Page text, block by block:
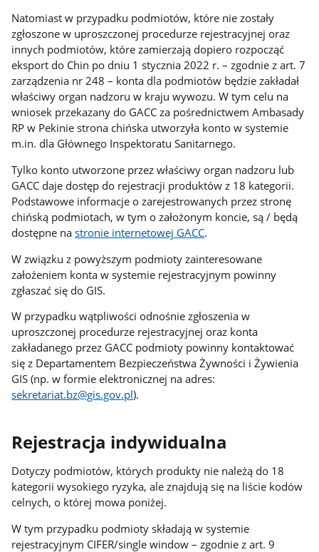
Natomiast w przypadku podmiotów, które nie zostały
zgłoszone w uproszczonej procedurze rejestracyjnej oraz
innych podmiotów, które zamierzają dopiero rozpocząć
eksport do Chin po dniu 1 stycznia 2022 r. – zgodnie z art. 7
zarządzenia nr 248 – konta dla podmiotów będzie zakładał
właściwy organ nadzoru w kraju wywozu. W tym celu na
wniosek przekazany do GACC za pośrednictwem Ambasady
RP w Pekinie strona chińska utworzyła konto w systemie
m.in. dla Głównego Inspektoratu Sanitarnego.
Tylko konto utworzone przez właściwy organ nadzoru lub
GACC daje dostęp do rejestracji produktów z 18 kategorii.
Podstawowe informacje o zarejestrowanych przez stronę
chińską podmiotach, w tym o założonym koncie, są / będą
dostępne nastronie internetowej GACC.
W związku z powyższym podmioty zainteresowane
założeniem konta w systemie rejestracyjnym powinny
zgłaszać się do GIS.
W przypadku wątpliwości odnośnie zgłoszenia w
uproszczonej procedurze rejestracyjnej oraz konta
zakładanego przez GACC podmioty powinny kontaktować
się z Departamentem Bezpieczeństwa Żywności i Żywienia
GIS (np. w formie elektronicznej na adres:
sekretariat.bz@gis.gov.pl).
Rejestracja indywidualna
Dotyczy podmiotów, których produkty nie należą do 18
kategorii wysokiego ryzyka, ale znajdują się na liście kodów
celnych, o której mowa poniżej.
W tym przypadku podmioty składają w systemie
rejestracyjnym CIFER/single window – zgodnie z art. 9